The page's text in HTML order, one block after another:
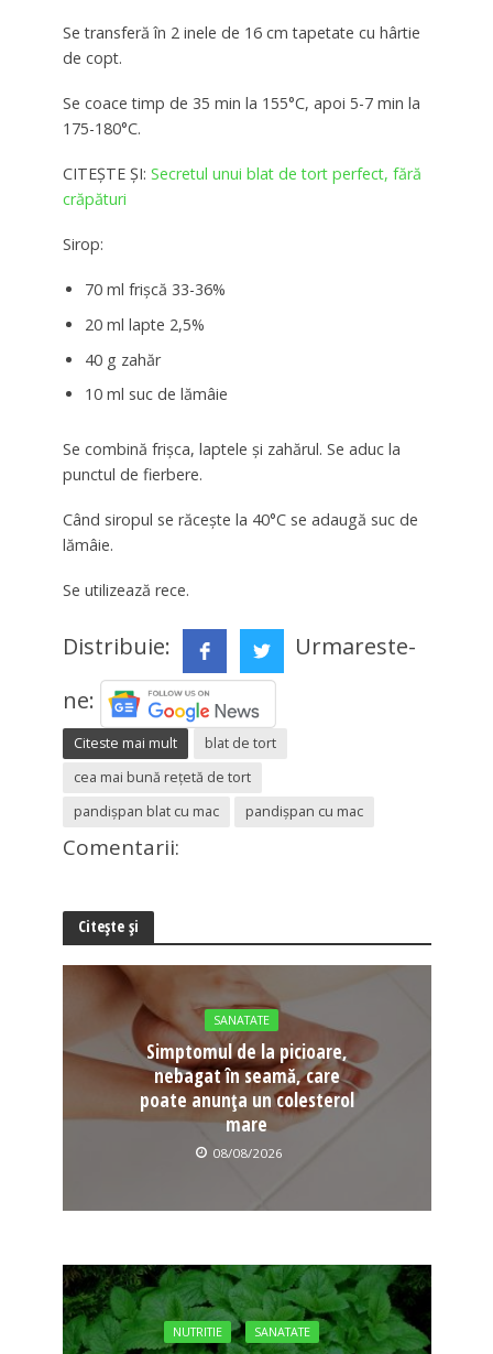
Se transferă în 2 inele de 16 cm tapetate cu hârtie
de copt.
Se coace timp de 35 min la 155°C, apoi 5-7 min la
175-180°C.
CITEȘTE ȘI: Secretul unui blat de tort perfect, fără
crăpături
Sirop:
70 ml frișcă 33-36%
20 ml lapte 2,5%
40 g zahăr
10 ml suc de lămâie
Se combină frișca, laptele și zahărul. Se aduc la
punctul de fierbere.
Când siropul se răcește la 40°C se adaugă suc de
lămâie.
Se utilizează rece.
Distribuie:
Urmareste-
ne:
Citeste mai mult
blat de tort
cea mai bună rețetă de tort
pandișpan blat cu mac
pandișpan cu mac
Comentarii:
Citește și
SANATATE
Simptomul de la picioare,
nebagat în seamă, care
poate anunța un colesterol
mare
08/08/2026
NUTRITIE SANATATE